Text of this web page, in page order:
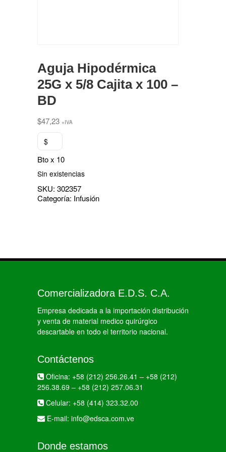
Aguja Hipodérmica
25G x 5/8 Cajita x 100 –
BD
$47,23 +IVA
$
Bto x 10
Sin existencias
SKU: 302357
Categoría: Infusión
Comercializadora E.D.S. C.A.
Empresa dedicada a la importación distribución
y venta de material medico quirúrgico
descartable en todo el territorio nacional.
Contáctenos
Oficina: +58 (212) 256.26.41 – +58 (212)
256.38.69 – +58 (212) 257.06.31
Celular: +58 (414) 323.32.00
E-mail: info@edsca.com.ve
Donde estamos